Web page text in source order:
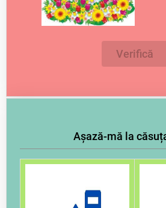
Verifică
Așază-mă la